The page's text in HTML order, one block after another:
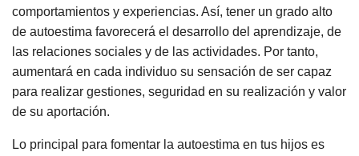
comportamientos y experiencias. Así, tener un grado alto
de autoestima favorecerá el desarrollo del aprendizaje, de
las relaciones sociales y de las actividades. Por tanto,
aumentará en cada individuo su sensación de ser capaz
para realizar gestiones, seguridad en su realización y valor
de su aportación.
Lo principal para fomentar la autoestima en tus hijos es